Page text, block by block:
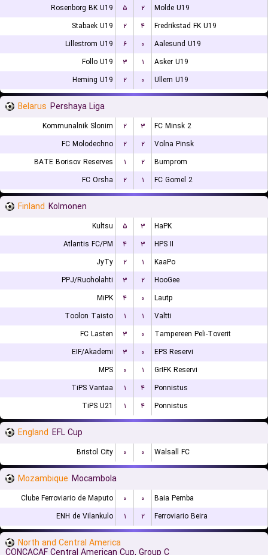
Rosenborg BK U19
۵ ۲
Molde U19
Stabaek U19
۲ ۴
Fredrikstad FK U19
Lillestrom U19
۶ ۰
Aalesund U19
Follo U19
۳ ۱
Asker U19
Heming U19
۲ ۰ Ullern U19
Belarus Pershaya Liga
Kommunalnik Slonim ۲ ۳
FC Minsk 2
FC Molodechno
۲ ۲
Volna Pinsk
BATE Borisov Reserves
۱ ۲
Bumprom
FC Orsha
۲ ۱ FC Gomel 2
Finland Kolmonen
Kultsu ۵ ۳
HaPK
Atlantis FC/PM
۴ ۳
HPS II
JyTy
۲ ۱
KaaPo
PPJ/Ruoholahti
۳ ۲
HooGee
MiPK
۴ ۰
Lautp
Toolon Taisto
۱ ۱
Valtti
FC Lasten
۳ ۰
Tampereen Peli-Toverit
EIF/Akademi
۳ ۰
EPS Reservi
MPS
۰ ۱
GrIFK Reservi
TiPS Vantaa
۱ ۴
Ponnistus
TiPS U21
۱ ۴ Ponnistus
England EFL Cup
Bristol City ۰ ۰ Walsall FC
Mozambique Mocambola
Clube Ferroviario de Maputo ۰ ۰
Baia Pemba
ENH de Vilankulo
۱ ۲ Ferroviario Beira
North and Central America